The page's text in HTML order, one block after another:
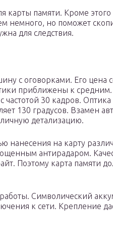
карты памяти. Кроме
немного, но поможет
для следствия.
с оговорками. Его цена
приближены к
30 кадров. Оптика
130 градусов. Взамен
детализацию.
нанесения на карту
антирадаром.
Поэтому карта памяти
Символический
к сети. Крепление